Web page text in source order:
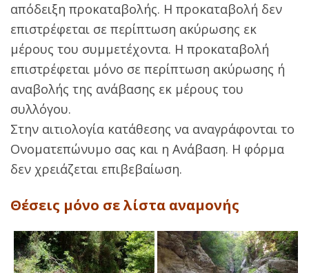
απόδειξη προκαταβολής. H προκαταβολή δεν
επιστρέφεται σε περίπτωση ακύρωσης εκ
μέρους του συμμετέχοντα. H προκαταβολή
επιστρέφεται μόνο σε περίπτωση ακύρωσης ή
αναβολής της ανάβασης εκ μέρους του
συλλόγου.
Στην αιτιολογία κατάθεσης να αναγράφονται το
Ονοματεπώνυμο σας και η Ανάβαση. Η φόρμα
δεν χρειάζεται επιβεβαίωση.
Θέσεις μόνο σε λίστα αναμονής